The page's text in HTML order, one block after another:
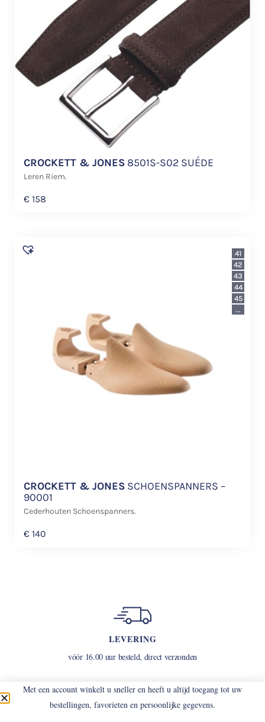
CROCKETT & JONES 8501S-S02 SUÉDE
Leren Riem.
€ 158
CROCKETT & JONES SCHOENSPANNERS –
90001
Cederhouten Schoenspanners.
€ 140
41
42
43
44
45
...
LEVERING
vóór 16.00 uur besteld, direct verzonden
Met een account winkelt u sneller en heeft u altijd toegang tot uw
bestellingen, favorieten en persoonlijke gegevens.